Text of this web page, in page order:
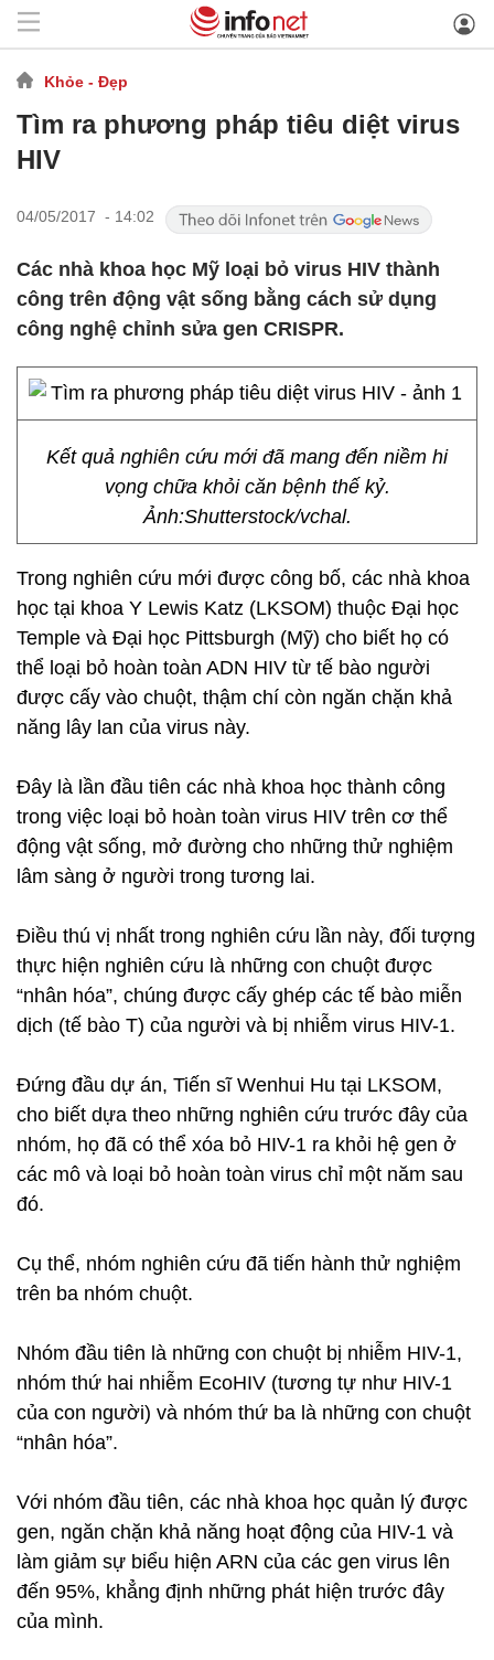
Khỏe - Đẹp
Tìm ra phương pháp tiêu diệt virus
HIV
04/05/2017 - 14:02
Các nhà khoa học Mỹ loại bỏ virus HIV thành
công trên động vật sống bằng cách sử dụng
công nghệ chỉnh sửa gen CRISPR.
Kết quả nghiên cứu mới đã mang đến niềm hi
vọng chữa khỏi căn bệnh thế kỷ.
Ảnh:Shutterstock/vchal.
Trong nghiên cứu mới được công bố, các nhà khoa
học tại khoa Y Lewis Katz (LKSOM) thuộc Đại học
Temple và Đại học Pittsburgh (Mỹ) cho biết họ có
thể loại bỏ hoàn toàn ADN HIV từ tế bào người
được cấy vào chuột, thậm chí còn ngăn chặn khả
năng lây lan của virus này.
Đây là lần đầu tiên các nhà khoa học thành công
trong việc loại bỏ hoàn toàn virus HIV trên cơ thể
động vật sống, mở đường cho những thử nghiệm
lâm sàng ở người trong tương lai.
Điều thú vị nhất trong nghiên cứu lần này, đối tượng
thực hiện nghiên cứu là những con chuột được
“nhân hóa”, chúng được cấy ghép các tế bào miễn
dịch (tế bào T) của người và bị nhiễm virus HIV-1.
Đứng đầu dự án, Tiến sĩ Wenhui Hu tại LKSOM,
cho biết dựa theo những nghiên cứu trước đây của
nhóm, họ đã có thể xóa bỏ HIV-1 ra khỏi hệ gen ở
các mô và loại bỏ hoàn toàn virus chỉ một năm sau
đó.
Cụ thể, nhóm nghiên cứu đã tiến hành thử nghiệm
trên ba nhóm chuột.
Nhóm đầu tiên là những con chuột bị nhiễm HIV-1,
nhóm thứ hai nhiễm EcoHIV (tương tự như HIV-1
của con người) và nhóm thứ ba là những con chuột
“nhân hóa”.
Với nhóm đầu tiên, các nhà khoa học quản lý được
gen, ngăn chặn khả năng hoạt động của HIV-1 và
làm giảm sự biểu hiện ARN của các gen virus lên
đến 95%, khẳng định những phát hiện trước đây
của mình.